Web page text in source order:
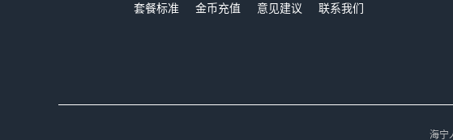
套餐标准
金币充值 意见建议 联系我们
海宁